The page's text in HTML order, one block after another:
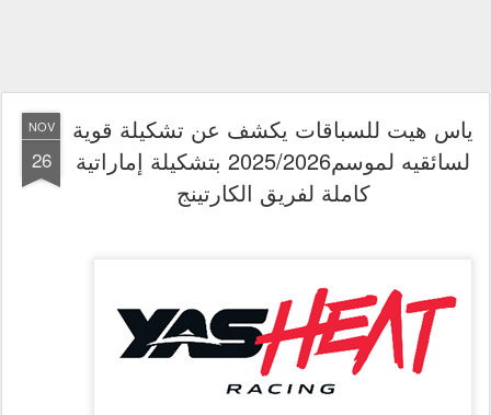
NOV
26
ياس هيت للسباقات يكشف عن تشكيلة قوية
لسائقيه لموسم2025/2026 بتشكيلة إماراتية
كاملة لفريق الكارتينج